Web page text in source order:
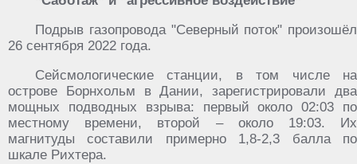
Подрыв газопровода "Северный поток" произошёл
26 сентября 2022 года.
Сейсмологические станции, в том числе на
острове Борнхольм в Дании, зарегистрировали два
мощных подводных взрыва: первый около 02:03 по
местному времени, второй – около 19:03. Их
магнитуды составили примерно 1,8-2,3 балла по
шкале Рихтера.